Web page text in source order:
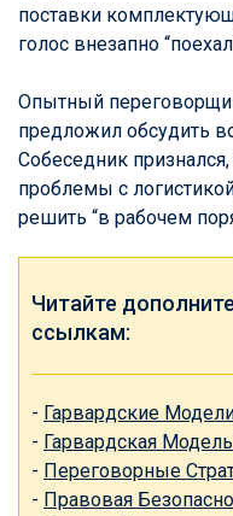
поставки
голос внезапно
Опытный
предложил обсудить
Собеседник
проблемы с
решить “в рабочем
Читайте
ссылкам:
- Гарвардские
- Гарвардская
- Переговорные
- Правовая